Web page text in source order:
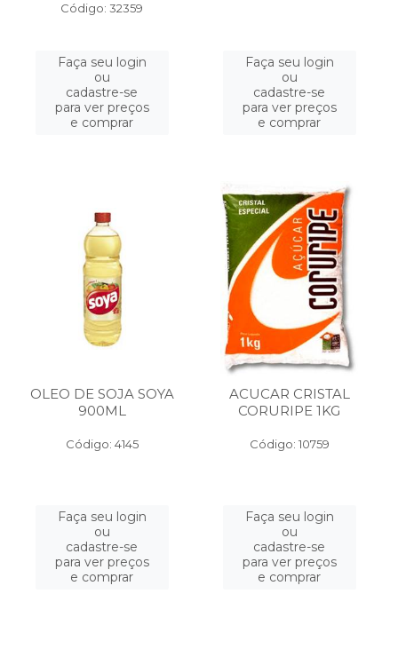
Código: 32359
Faça seu login
ou
cadastre-se
para ver preços
e comprar
Faça seu login
ou
cadastre-se
para ver preços
e comprar
OLEO DE SOJA SOYA
900ML
Código: 4145
Faça seu login
ou
cadastre-se
para ver preços
e comprar
ACUCAR CRISTAL
CORURIPE 1KG
Código: 10759
Faça seu login
ou
cadastre-se
para ver preços
e comprar